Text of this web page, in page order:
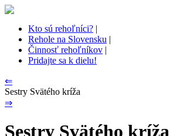
Kto sú rehoľníci? |
Rehole na Slovensku |
Činnosť rehoľníkov |
Pridajte sa k dielu!
⇐
Sestry Svätého kríža
⇒
Sestry Svätého kríža